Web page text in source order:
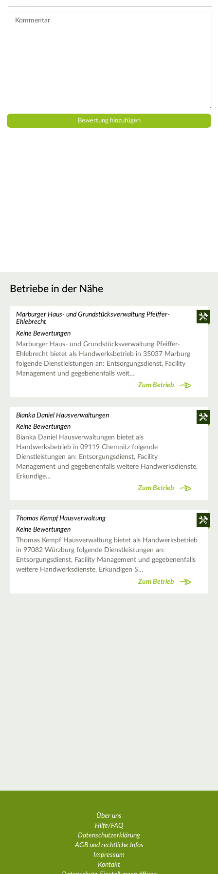
Betriebe in der Nähe
Marburger Haus- und Grundstücksverwaltung Pfeiffer-
Ehlebrecht
Keine Bewertungen
Marburger Haus- und Grundstücksverwaltung Pfeiffer-
Ehlebrecht bietet als Handwerksbetrieb in 35037 Marburg
folgende Dienstleistungen an: Entsorgungsdienst, Facility
Management und gegebenenfalls weit…
Zum Betrieb
Bianka Daniel Hausverwaltungen
Keine Bewertungen
Bianka Daniel Hausverwaltungen bietet als
Handwerksbetrieb in 09119 Chemnitz folgende
Dienstleistungen an: Entsorgungsdienst, Facility
Management und gegebenenfalls weitere Handwerksdienste.
Erkundige…
Zum Betrieb
Thomas Kempf Hausverwaltung
Keine Bewertungen
Thomas Kempf Hausverwaltung bietet als Handwerksbetrieb
in 97082 Würzburg folgende Dienstleistungen an:
Entsorgungsdienst, Facility Management und gegebenenfalls
weitere Handwerksdienste. Erkundigen S…
Zum Betrieb
Über uns
Hilfe/FAQ
Datenschutzerklärung
AGB und rechtliche Infos
Impressum
Kontakt